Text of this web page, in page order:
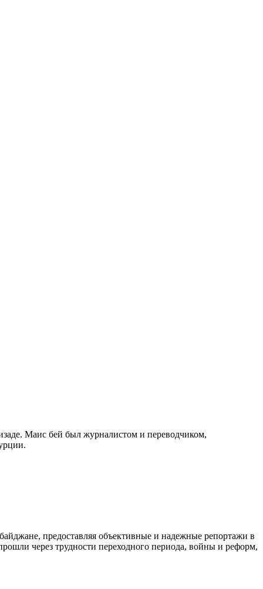
Маис бей был журналистом и переводчиком,
предоставляя объективные и надежные репортажи в
через трудности переходного периода, войны и реформ,